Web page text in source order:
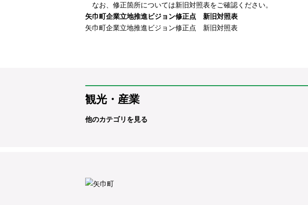
なお、修正箇所については新旧対照表をご確認ください。
矢巾町企業立地推進ビジョン修正点 新旧対照表
矢巾町企業立地推進ビジョン修正点 新旧対照表
観光・産業
他のカテゴリを見る